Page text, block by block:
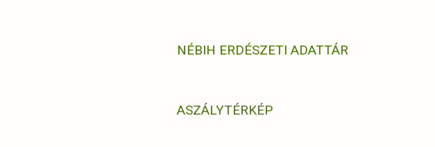
NÉBIH ERDÉSZETI ADATTÁR
ASZÁLYTÉRKÉP